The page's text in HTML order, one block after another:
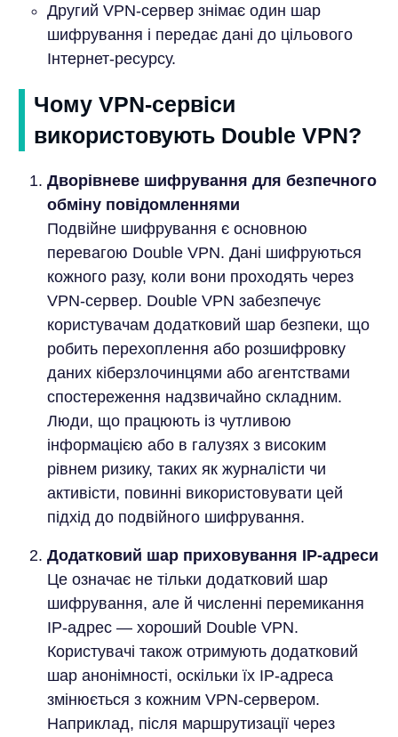
Другий VPN-сервер знімає один шар
шифрування і передає дані до цільового
Інтернет-ресурсу.
Чому VPN-сервіси
використовують Double VPN?
Дворівневе шифрування для безпечного
обміну повідомленнями
Подвійне шифрування є основною
перевагою Double VPN. Дані шифруються
кожного разу, коли вони проходять через
VPN-сервер. Double VPN забезпечує
користувачам додатковий шар безпеки, що
робить перехоплення або розшифровку
даних кіберзлочинцями або агентствами
спостереження надзвичайно складним.
Люди, що працюють із чутливою
інформацією або в галузях з високим
рівнем ризику, таких як журналісти чи
активісти, повинні використовувати цей
підхід до подвійного шифрування.
Додатковий шар приховування IP-адреси
Це означає не тільки додатковий шар
шифрування, але й численні перемикання
IP-адрес — хороший Double VPN.
Користувачі також отримують додатковий
шар анонімності, оскільки їх IP-адреса
змінюється з кожним VPN-сервером.
Наприклад, після маршрутизації через